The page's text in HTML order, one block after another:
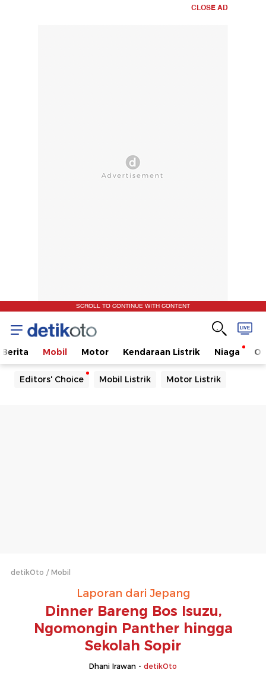
CLOSE AD
SCROLL TO CONTINUE WITH CONTENT
Berita Mobil Motor Kendaraan Listrik Niaga
Editors' Choice Mobil Listrik Motor Listrik
detikOto Mobil
Laporan dari Jepang
Dinner Bareng Bos Isuzu,
Ngomongin Panther hingga
Sekolah Sopir
Dhani Irawan - detikOto